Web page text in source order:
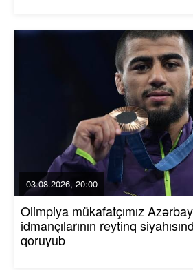
03.08.2026, 20:00
Olimpiya mükafatçımız
idmançılarının reytinq
qoruyub